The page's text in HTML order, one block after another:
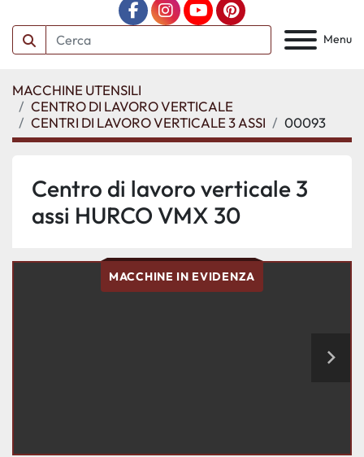
Menu
facebookinstagram
youtubepinterest
MACCHINE UTENSILI
CENTRO DI LAVORO VERTICALE
CENTRI DI LAVORO VERTICALE 3 ASSI
00093
Centro di lavoro verticale 3
assi HURCO VMX 30
MACCHINE IN EVIDENZA